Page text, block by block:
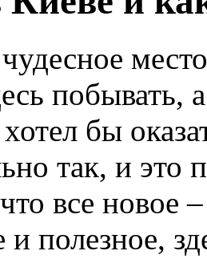
побывать,
бы
так, и
все новое
и полезное,